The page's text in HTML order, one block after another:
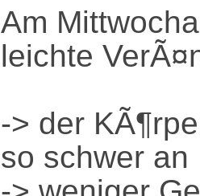
Am
leichte
-> der
so schwer an